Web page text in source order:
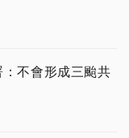
不會形成三颱共